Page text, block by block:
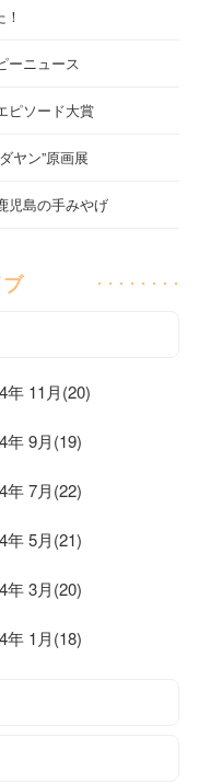
ーニュース
ピソード大賞
ヤン”原画展
児島の手みやげ
年 11月(20)
年 9月(19)
年 7月(22)
年 5月(21)
年 3月(20)
年 1月(18)